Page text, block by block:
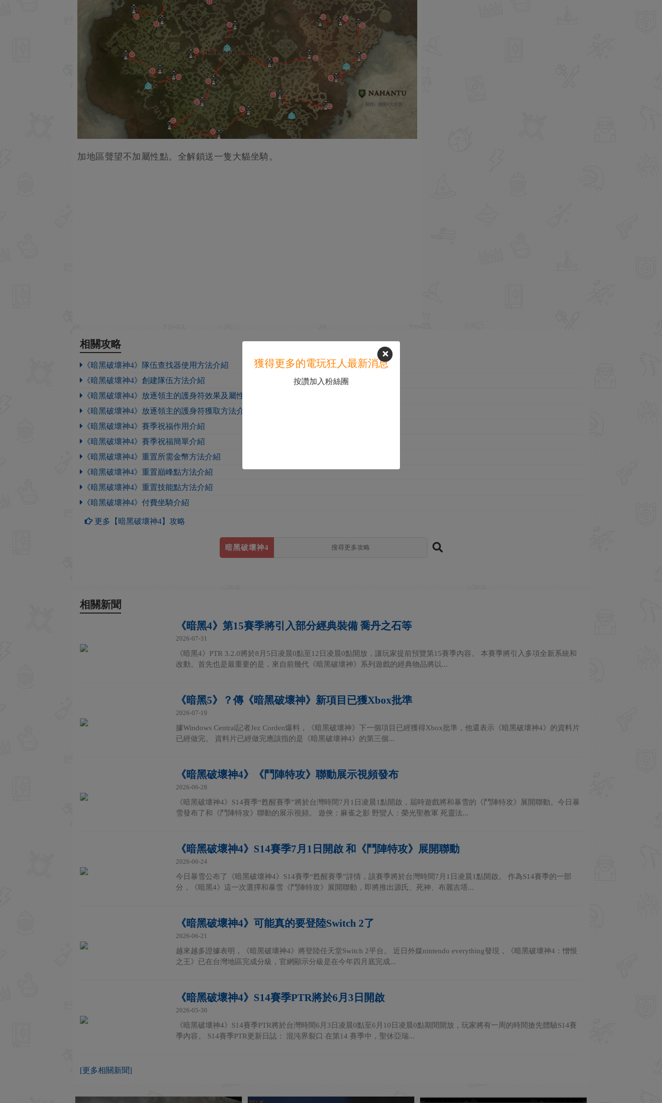
加地區聲望不加屬性點。全解鎖送一隻大貓坐騎。
相關攻略
《暗黑破壞神4》隊伍查找器使用方法介紹
《暗黑破壞神4》創建隊伍方法介紹
《暗黑破壞神4》放逐領主的護身符效果及屬性介紹
《暗黑破壞神4》放逐領主的護身符獲取方法介紹
《暗黑破壞神4》賽季祝福作用介紹
《暗黑破壞神4》賽季祝福簡單介紹
《暗黑破壞神4》重置所需金幣方法介紹
《暗黑破壞神4》重置巔峰點方法介紹
《暗黑破壞神4》重置技能點方法介紹
《暗黑破壞神4》付費坐騎介紹
更多【暗黑破壞神4】攻略
暗黑破壞神4
相關新聞
《暗黑4》第15賽季將引入部分經典裝備 喬丹之石等
2026-07-31
《暗黑4》PTR 3.2.0將於8月5日凌晨0點至12日凌晨0點開放，讓玩家提前預覽第15賽季內容。 本賽季將引入多項全新系統和
改動。首先也是最重要的是，來自前幾代《暗黑破壞神》系列遊戲的經典物品將以...
《暗黑5》？傳《暗黑破壞神》新項目已獲Xbox批準
2026-07-19
據Windows Central記者Jez Corden爆料，《暗黑破壞神》下一個項目已經獲得Xbox批準，他還表示《暗黑破壞神4》的資料片
已經做完。 資料片已經做完應該指的是《暗黑破壞神4》的第三個...
《暗黑破壞神4》《鬥陣特攻》聯動展示視頻發布
2026-06-28
《暗黑破壞神4》S14賽季“甦醒賽季”將於台灣時間7月1日凌晨1點開啟，屆時遊戲將和暴雪的《鬥陣特攻》展開聯動。今日暴
雪發布了和《鬥陣特攻》聯動的展示視頻。 遊俠：麻雀之影 野蠻人：榮光聖教軍 死靈法...
《暗黑破壞神4》S14賽季7月1日開啟 和《鬥陣特攻》展開聯動
2026-06-24
今日暴雪公布了《暗黑破壞神4》S14賽季“甦醒賽季”詳情，該賽季將於台灣時間7月1日凌晨1點開啟。 作為S14賽季的一部
分，《暗黑4》這一次選擇和暴雪《鬥陣特攻》展開聯動，即將推出源氏、死神、布麗吉塔...
《暗黑破壞神4》可能真的要登陸Switch 2了
2026-06-21
越來越多證據表明，《暗黑破壞神4》將登陸任天堂Switch 2平台。 近日外媒nintendo everything發現，《暗黑破壞神4：憎恨
之王》已在台灣地區完成分級，官網顯示分級是在今年四月底完成...
《暗黑破壞神4》S14賽季PTR將於6月3日開啟
2026-05-30
《暗黑破壞神4》S14賽季PTR將於台灣時間6月3日凌晨0點至6月10日凌晨0點期間開放，玩家將有一周的時間搶先體驗S14賽
季內容。 S14賽季PTR更新日誌： 混沌界裂口 在第14 賽季中，聖休亞瑞...
[更多相關新聞]
獲得更多的電玩狂人最新消息
按讚加入粉絲團